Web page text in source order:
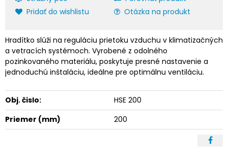
Pridať do wishlistu
Otázka na produkt
Hradítko slúži na reguláciu prietoku vzduchu v klimatizačných
a vetracích systémoch. Vyrobené z odolného
pozinkovaného materiálu, poskytuje presné nastavenie a
jednoduchú inštaláciu, ideálne pre optimálnu ventiláciu.
Obj. čislo:
HSE 200
Priemer (mm)
200